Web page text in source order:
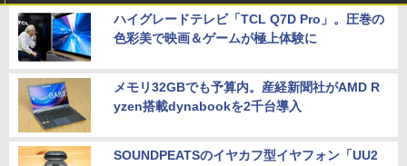
ハイグレードテレビ「TCL Q7D Pro」。圧巻の
色彩美で映画＆ゲームが極上体験に
メモリ32GBでも予算内。産経新聞社がAMD R
yzen搭載dynabookを2千台導入
SOUNDPEATSのイヤカフ型イヤフォン「UU2